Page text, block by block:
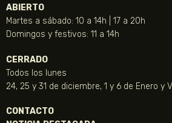
ABIERTO
Martes a sábado: 10 a 14h | 17 a 20h
Domingos y festivos: 11 a 14h
CERRADO
Todos los lunes
24, 25 y 31 de diciembre, 1 y 6 de Enero y
CONTACTO